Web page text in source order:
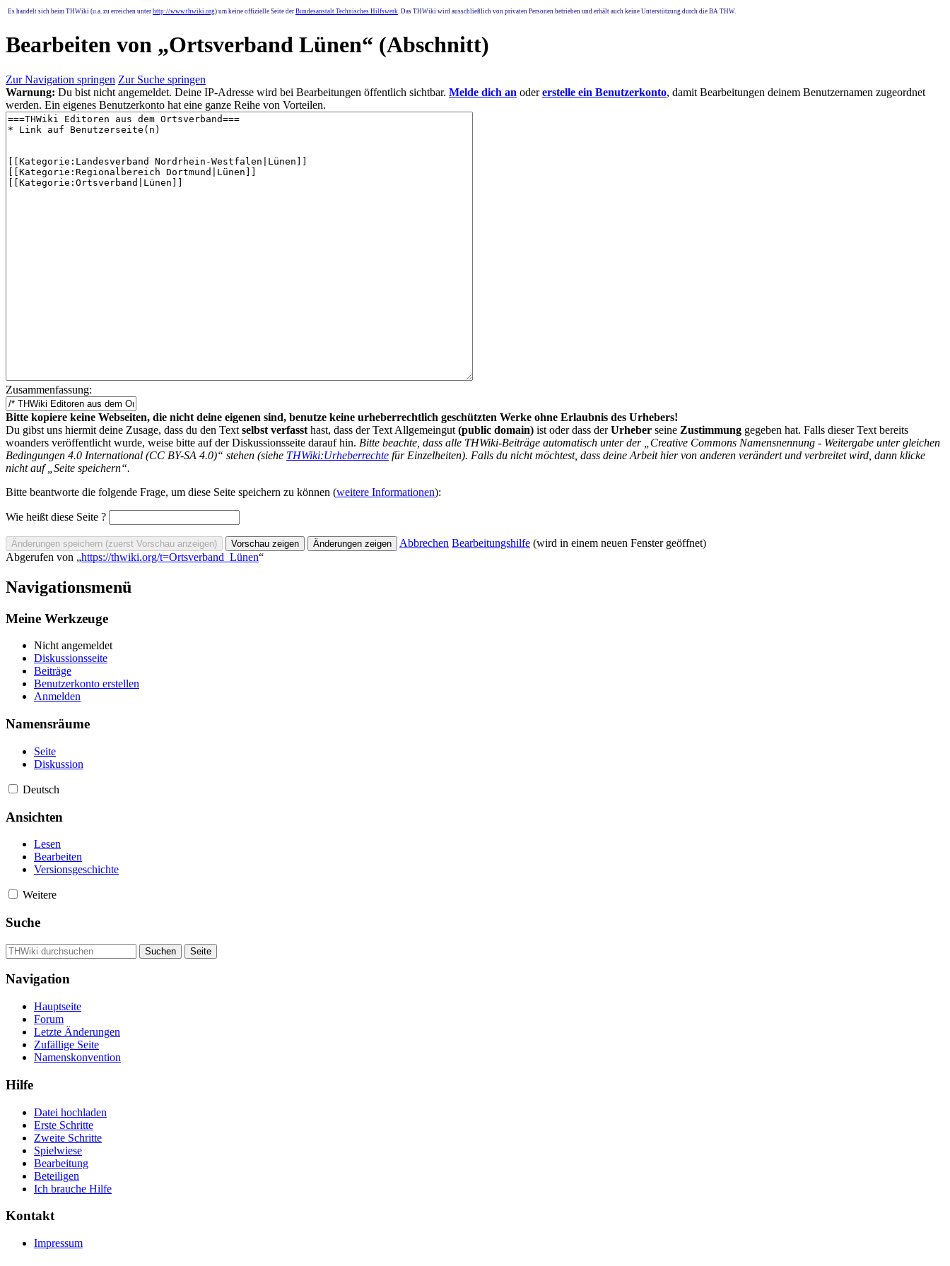
Es handelt sich beim THWiki (u.a. zu erreichen unter http://www.thwiki.org) um keine offizielle Seite der Bundesanstalt Technisches Hilfswerk. Das THWiki wird ausschließlich von privaten Personen betrieben und erhält auch keine Unterstützung durch die BA THW.
Bearbeiten von „Ortsverband Lünen“ (Abschnitt)
Zur Navigation springen Zur Suche springen
Warnung: Du bist nicht angemeldet. Deine IP-Adresse wird bei Bearbeitungen öffentlich sichtbar. Melde dich an odererstelle ein Benutzerkonto, damit Bearbeitungen deinem Benutzernamen zugeordnet
werden. Ein eigenes Benutzerkonto hat eine ganze Reihe von Vorteilen.
Zusammenfassung:
Bitte kopiere keine Webseiten, die nicht deine eigenen sind, benutze keine urheberrechtlich geschützten Werke ohne Erlaubnis des Urhebers!
Du gibst uns hiermit deine Zusage, dass du den Text selbst verfasst hast, dass der Text Allgemeingut (public domain) ist oder dass derUrheber seine Zustimmung gegeben hat. Falls dieser Text bereits
woanders veröffentlicht wurde, weise bitte auf der Diskussionsseite darauf hin. Bitte beachte, dass alle THWiki-Beiträge automatisch unter der „Creative Commons Namensnennung - Weitergabe unter gleichen
Bedingungen 4.0 International (CC BY-SA 4.0)“ stehen (siehe THWiki:Urheberrechte für Einzelheiten). Falls du nicht möchtest, dass deine Arbeit hier von anderen verändert und verbreitet wird, dann klicke
nicht auf „Seite speichern“.
Bitte beantworte die folgende Frage, um diese Seite speichern zu können (weitere Informationen):
Wie heißt diese Seite ?
Abbrechen Bearbeitungshilfe (wird in einem neuen Fenster geöffnet)
Abgerufen von „https://thwiki.org/t=Ortsverband_Lünen“
Navigationsmenü
Meine Werkzeuge
Nicht angemeldet
Diskussionsseite
Beiträge
Benutzerkonto erstellen
Anmelden
Namensräume
Seite
Diskussion
Deutsch
Ansichten
Lesen
Bearbeiten
Versionsgeschichte
Weitere
Suche
Navigation
Hauptseite
Forum
Letzte Änderungen
Zufällige Seite
Namenskonvention
Hilfe
Datei hochladen
Erste Schritte
Zweite Schritte
Spielwiese
Bearbeitung
Beteiligen
Ich brauche Hilfe
Kontakt
Impressum